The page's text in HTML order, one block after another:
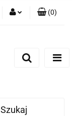
(0)
Szukaj